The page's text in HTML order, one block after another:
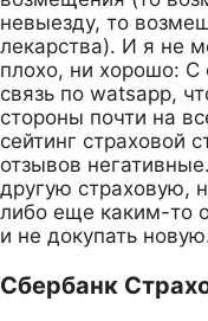
невыезду, то
лекарства). И я не
плохо, ни хорошо: С
связь по watsapp,
стороны почти на
сейтинг страховой
отзывов
другую страховую,
либо еще каким-то
и не докупать
Сбербанк